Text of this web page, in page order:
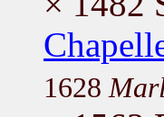
1628